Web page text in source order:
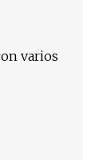
varios